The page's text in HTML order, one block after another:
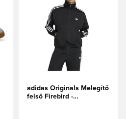
adidas Originals Melegítő
felső Firebird -